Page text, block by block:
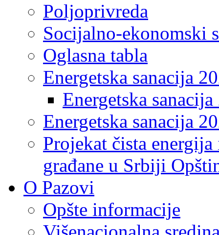
Poljoprivreda
Socijalno-ekonomski
Oglasna tabla
Energetska sanacija
Energetska
Energetska sanacija
Projekat čista
građane u Srbiji
O Pazovi
Opšte informacije